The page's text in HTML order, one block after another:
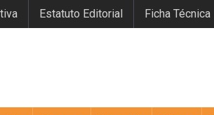
Estatuto Editorial Ficha Técnica